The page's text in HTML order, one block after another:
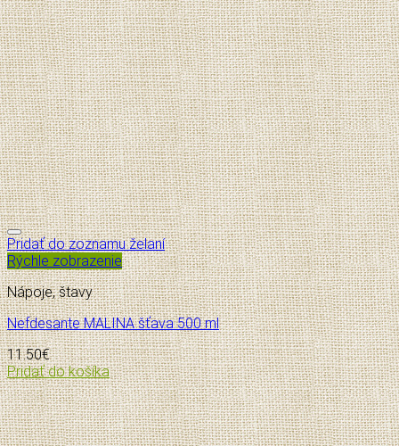
Pridať do zoznamu želaní
Rýchle zobrazenie
Nápoje, štavy
Nefdesante MALINA šťava 500 ml
11.50€
Pridať do košíka